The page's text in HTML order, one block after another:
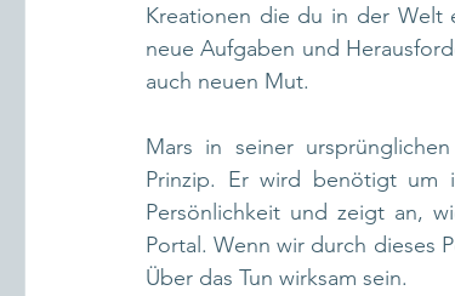
Kreationen die du in der Welt
neue Aufgaben und
auch neuen Mut.
Mars in seiner
Prinzip. Er wird benötigt um
Persönlichkeit und zeigt an,
Portal. Wenn wir durch dieses
Über das Tun wirksam sein.